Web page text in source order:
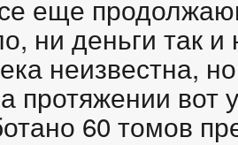
еще
ни деньги так
неизвестна,
протяжении вот
60 томов